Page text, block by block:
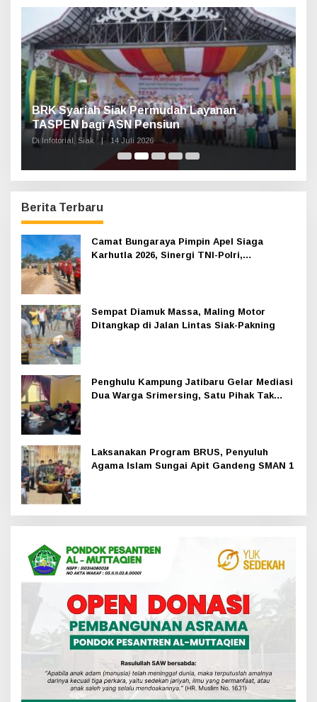
:
Haul Sultan Siak ke-60 Digelar, Bupati Afni
Ajak Masyarakat Lestarikan Sejarah
Kesultanan
Di Infotorial, Siak | 12 Juli 2026
Berita Terbaru
Camat Bungaraya Pimpin Apel Siaga
Karhutla 2026, Sinergi TNI-Polri,
Sempat Diamuk Massa, Maling Motor
Ditangkap di Jalan Lintas Siak-Pakning
Penghulu Kampung Jatibaru Gelar Mediasi
Dua Warga Srimersing, Satu Pihak Tak
Laksanakan Program BRUS, Penyuluh
Agama Islam Sungai Apit Gandeng SMAN 1